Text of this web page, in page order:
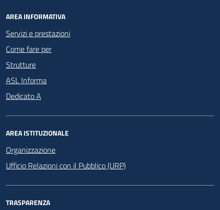
AREA INFORMATIVA
Servizi e prestazioni
Come fare per
Strutture
ASL Informa
Dedicato A
AREA ISTITUZIONALE
Organizzazione
Ufficio Relazioni con il Pubblico (URP)
TRASPARENZA